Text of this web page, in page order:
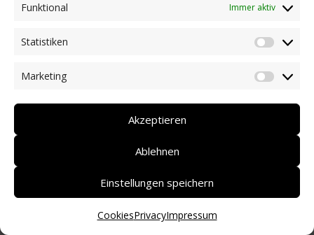
Funktional
Immer aktiv
Statistiken
Marketing
Akzeptieren
Ablehnen
Einstellungen speichern
CookiesPrivacyImpressum
DEUTSCH